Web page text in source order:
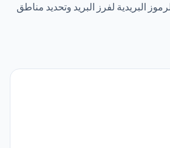
البريدية لفرز البريد وتحديد مناطق